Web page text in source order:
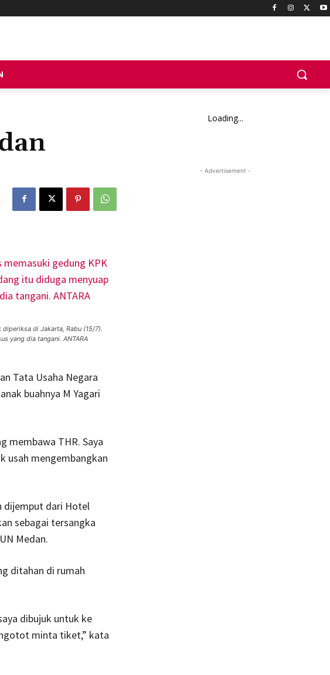
diperiksa di Jakarta, Rabu (15/7).
yang dia tangani. ANTARA
Tata Usaha Negara
buahnya M Yagari
membawa THR. Saya
usah mengembangkan
dijemput dari Hotel
sebagai tersangka
Medan.
ditahan di rumah
dibujuk untuk ke
ngotot minta tiket,” kata
Loading...
- Advertisement -